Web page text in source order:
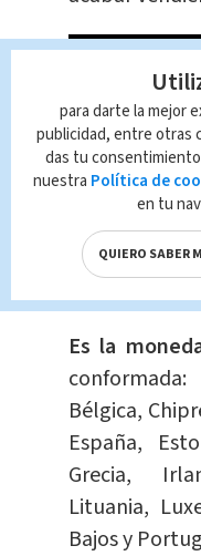
¿Qué es
Es la
Bélgica,
España,
Grecia,
Lituania,
Bajos y
para darte la mejor
publicidad, entre otras
das tu
nuestra Política de
en tu
QUIERO SABER